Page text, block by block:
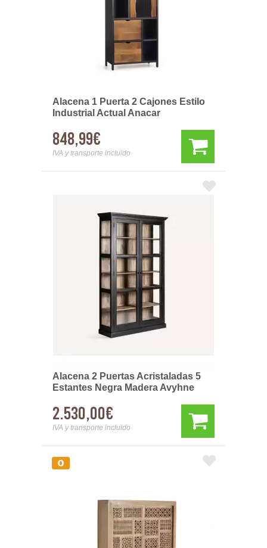
Alacena 1 Puerta 2 Cajones Estilo
Industrial Actual Anacar
848,99€
IVA y transporte incluido
Alacena 2 Puertas Acristaladas 5
Estantes Negra Madera Avyhne
2.530,00€
IVA y transporte incluido